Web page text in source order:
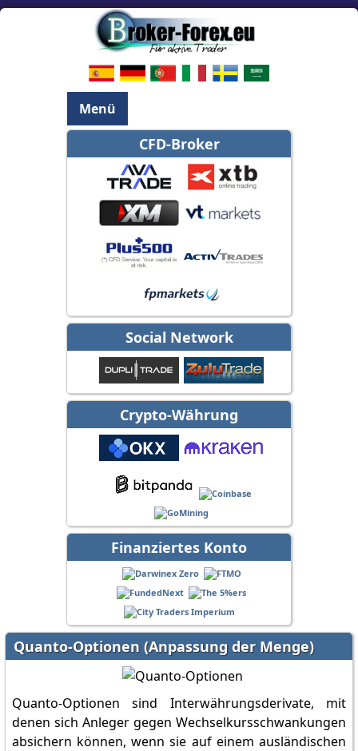
Menü
CFD-Broker
Social Network
Crypto-Währung
Finanziertes Konto
Quanto-Optionen (Anpassung der Menge)
Quanto-Optionen sind Interwährungsderivate, mit
denen sich Anleger gegen Wechselkursschwankungen
absichern können, wenn sie auf einem ausländischen